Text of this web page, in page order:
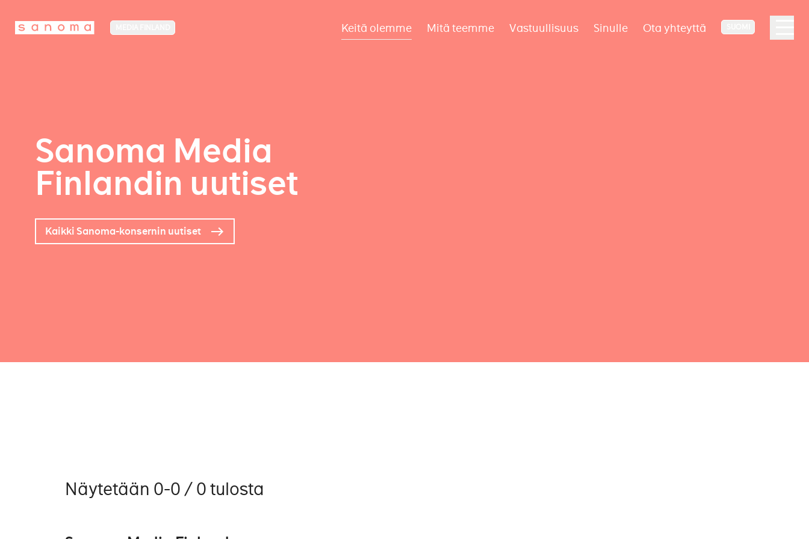
Keitä olemme Mitä teemme Vastuullisuus Sinulle Ota yhteyttä
Sanoma Media
Finlandin uutiset
Kaikki Sanoma-konsernin uutiset
Näytetään 0-0 / 0 tulosta